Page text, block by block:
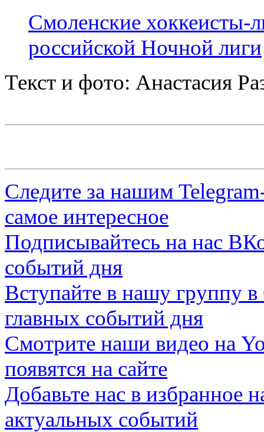
Смоленские хоккеисты-
российской Ночной лиги
Текст и фото: Анастасия
Следите за нашим
самое интересное
Подписывайтесь на нас
событий дня
Вступайте в нашу группу в
главных событий дня
Смотрите наши видео на
появятся на сайте
Добавьте нас в избранное
актуальных событий